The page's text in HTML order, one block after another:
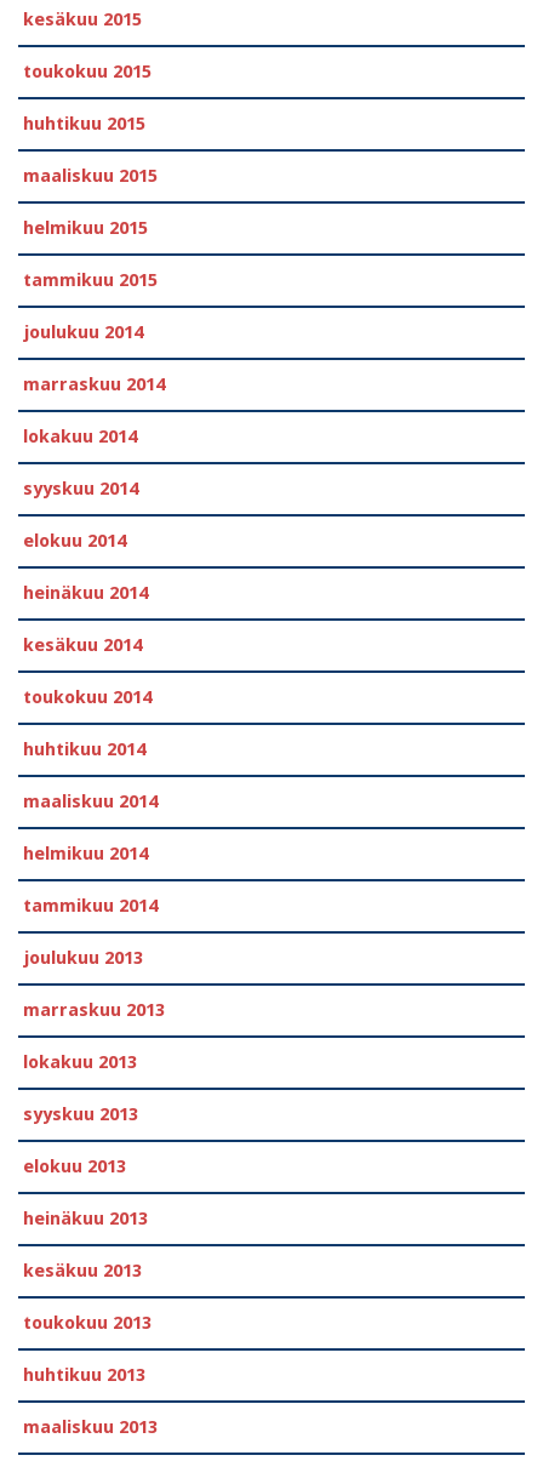
kesäkuu 2015
toukokuu 2015
huhtikuu 2015
maaliskuu 2015
helmikuu 2015
tammikuu 2015
joulukuu 2014
marraskuu 2014
lokakuu 2014
syyskuu 2014
elokuu 2014
heinäkuu 2014
kesäkuu 2014
toukokuu 2014
huhtikuu 2014
maaliskuu 2014
helmikuu 2014
tammikuu 2014
joulukuu 2013
marraskuu 2013
lokakuu 2013
syyskuu 2013
elokuu 2013
heinäkuu 2013
kesäkuu 2013
toukokuu 2013
huhtikuu 2013
maaliskuu 2013